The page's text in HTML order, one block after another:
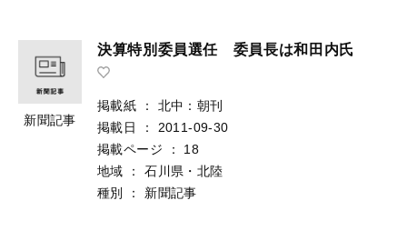
新聞記事
決算特別委員選任 委員長は和田内氏
掲載紙 ：
北中：朝刊
掲載日
：
2011-09-30
掲載ページ
：
18
地域
：
石川県・北陸
種別
： 新聞記事